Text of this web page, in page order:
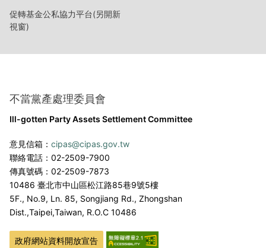
促轉基金公私協力平台(另開新
視窗)
不當黨產處理委員會
Ill-gotten Party Assets Settlement Committee
意見信箱： cipas@cipas.gov.tw
聯絡電話：02-2509-7900
傳真號碼：02-2509-7873
10486 臺北市中山區松江路85巷9號5樓
5F., No.9, Ln. 85, Songjiang Rd., Zhongshan
Dist.,Taipei,Taiwan, R.O.C 10486
政府網站資料開放宣告